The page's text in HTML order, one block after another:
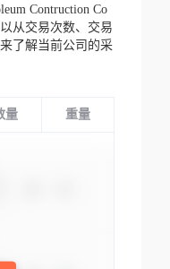
Contruction Co
从交易次数、交易
了解当前公司的采
量 重量